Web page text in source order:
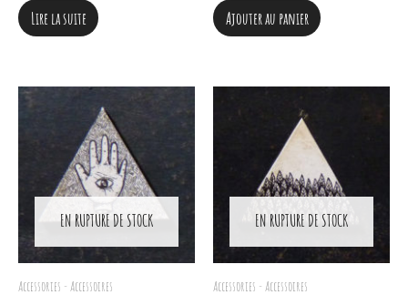
Lire la suite Ajouter au panier
EN RUPTURE DE STOCK
Accessories - Accessoires
EN RUPTURE DE STOCK
Accessories - Accessoires